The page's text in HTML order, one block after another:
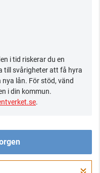
i tid riskerar du en
till svårigheter att få hyra
lån. För stöd, vänd
i din kommun.
.